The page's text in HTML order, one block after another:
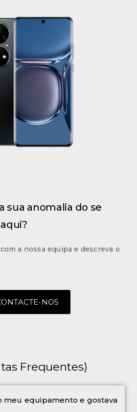
sua anomalia do se
a nossa equipa e descreva o
NOS
Frequentes)
meu equipamento e gostava